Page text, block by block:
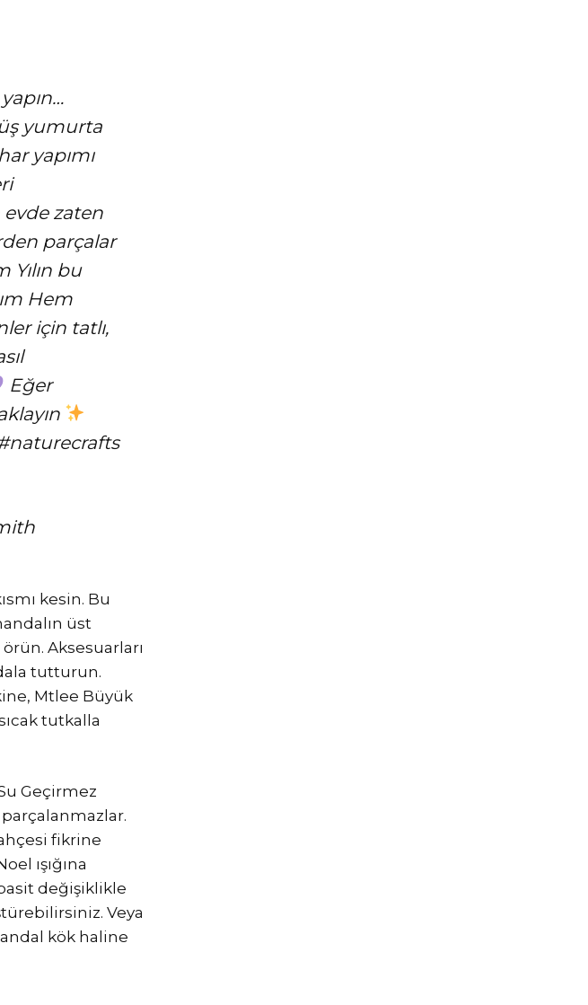
yumurta
yapımı
zaten
parçalar
bu
Hem
için tatlı,
Eğer
kesin. Bu
üst
Aksesuarları
tutturun.
Mtlee Büyük
tutkalla
Geçirmez
fikrine
ışığına
değişiklikle
Veya
kök haline